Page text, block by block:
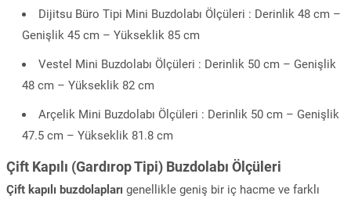
Dijitsu Büro Tipi Mini Buzdolabı Ölçüleri : Derinlik 48 cm –
Genişlik 45 cm – Yükseklik 85 cm
Vestel Mini Buzdolabı Ölçüleri : Derinlik 50 cm – Genişlik
48 cm – Yükseklik 82 cm
Arçelik Mini Buzdolabı Ölçüleri : Derinlik 50 cm – Genişlik
47.5 cm – Yükseklik 81.8 cm
Çift Kapılı (Gardırop Tipi) Buzdolabı Ölçüleri
Çift kapılı buzdolapları genellikle geniş bir iç hacme ve farklı